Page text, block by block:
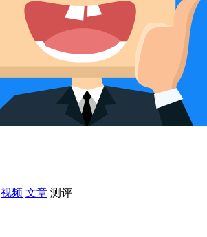
视频 文章 测评